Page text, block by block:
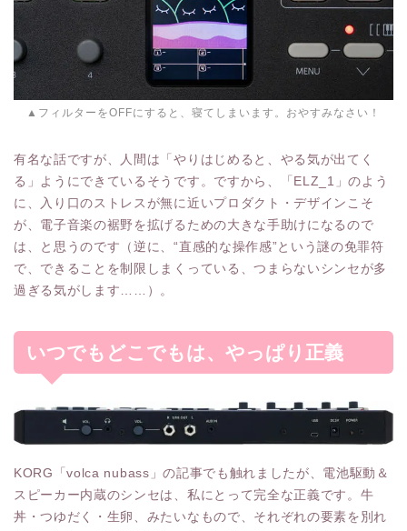
▲フィルターをOFFにすると、寝てしまいます。おやすみなさい！
有名な話ですが、人間は「やりはじめると、やる気が出てく
る」ようにできているそうです。ですから、「ELZ_1」のよう
に、入り口のストレスが無に近いプロダクト・デザインこそ
が、電子音楽の裾野を拡げるための大きな手助けになるので
は、と思うのです（逆に、“直感的な操作感”という謎の免罪符
で、できることを制限しまくっている、つまらないシンセが多
過ぎる気がします……）。
いつでもどこでもは、やっぱり正義
KORG「volca nubass」の記事でも触れましたが、電池駆動＆
スピーカー内蔵のシンセは、私にとって完全な正義です。牛
丼・つゆだく・生卵、みたいなもので、それぞれの要素を別れ